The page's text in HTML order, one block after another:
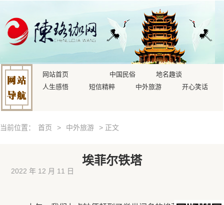
网站首页 中国民俗
地名趣谈
人生感悟
短信精粹 中外旅游 开心笑话
当前位置： 首页 > 中外旅游 > 正文
埃菲尔铁塔
2022 年 12 月 11 日